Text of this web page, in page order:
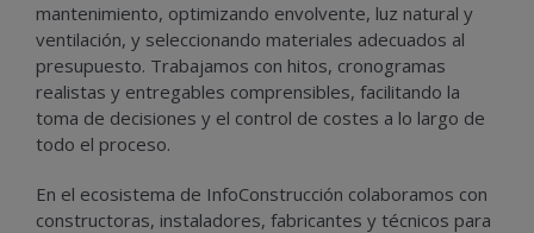
mantenimiento, optimizando envolvente, luz natural y
ventilación, y seleccionando materiales adecuados al
presupuesto. Trabajamos con hitos, cronogramas
realistas y entregables comprensibles, facilitando la
toma de decisiones y el control de costes a lo largo de
todo el proceso.
En el ecosistema de InfoConstrucción colaboramos con
constructoras, instaladores, fabricantes y técnicos para